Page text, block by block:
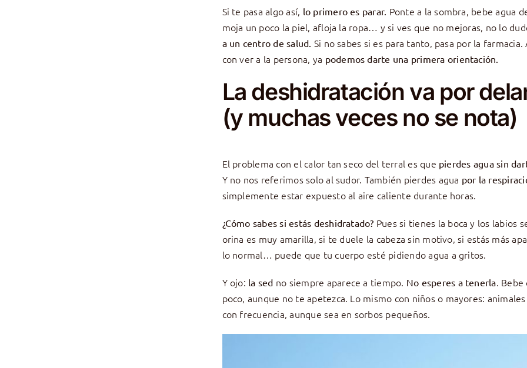
Si te pasa algo así, lo primero es parar. Ponte a la sombra, bebe agua
moja un poco la piel, afloja la ropa… y si ves que no mejoras, no lo
a un centro de salud. Si no sabes si es para tanto, pasa por la farmacia.
con ver a la persona, ya podemos darte una primera orientación.
La deshidratación va por
(y muchas veces no se nota)
El problema con el calor tan seco del terral es que pierdes agua sin
Y no nos referimos solo al sudor. También pierdes agua por la
simplemente estar expuesto al aire caliente durante horas.
¿Cómo sabes si estás deshidratado? Pues si tienes la boca y los labios
orina es muy amarilla, si te duele la cabeza sin motivo, si estás más
lo normal… puede que tu cuerpo esté pidiendo agua a gritos.
Y ojo: la sed no siempre aparece a tiempo. No esperes a tenerla. Bebe
poco, aunque no te apetezca. Lo mismo con niños o mayores:
con frecuencia, aunque sea en sorbos pequeños.